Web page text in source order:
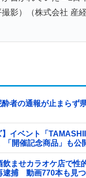
影）（株式会社 産経
者の通報が止まらず
】イベント「
開催記念商品」も公
飲ませカラオケ店で性
捕 動画770本も見つ